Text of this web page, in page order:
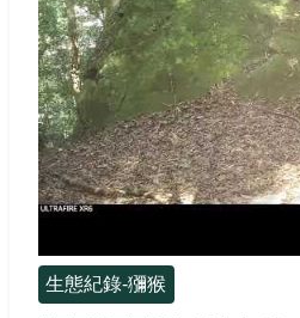
生態紀錄-獼猴